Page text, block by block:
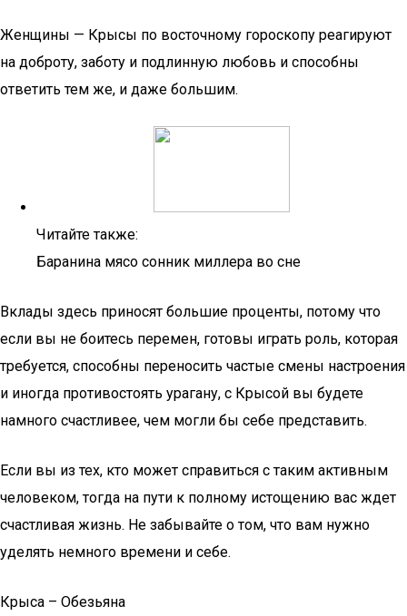
Женщины — Крысы по восточному гороскопу реагируют
на доброту, заботу и подлинную любовь и способны
ответить тем же, и даже большим.
Читайте также:
Баранина мясо сонник миллера во сне
Вклады здесь приносят большие проценты, потому что
если вы не боитесь перемен, готовы играть роль, которая
требуется, способны переносить частые смены настроения
и иногда противостоять урагану, с Крысой вы будете
намного счастливее, чем могли бы себе представить.
Если вы из тех, кто может справиться с таким активным
человеком, тогда на пути к полному истощению вас ждет
счастливая жизнь. Не забывайте о том, что вам нужно
уделять немного времени и себе.
Крыса – Обезьяна